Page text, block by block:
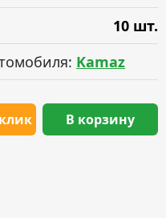
10 шт.
Kamaz
В корзину